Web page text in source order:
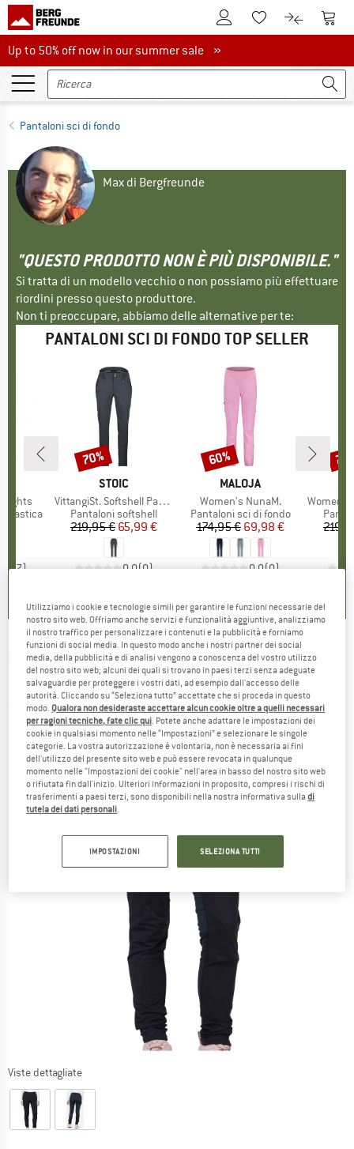
Al conto clienteAlla lista
Al Al
Up to 50% off now in our summer sale
Up to 50% off now in our summer sale »
Pantaloni sci di fondo
Max di Bergfreunde
"QUESTO PRODOTTO NON È PIÙ DISPONIBILE."
Si tratta di un modello vecchio o non possiamo più effettuare
riordini presso questo produttore.
Non ti preoccupare, abbiamo delle alternative per te:
PANTALONI SCI DI FONDO TOP SELLER
Tights
(7)
MARCHIO
STOIC
Articolo
VittangiSt. Softshell Pants
Gruppo di prodotti
Pantaloni softshell
Prezzo
219,95 €Prezzo ridotto
65,99 €
0,0(0)
Sconto
70%
MARCHIO
MALOJA
Articolo
Women's NunaM.
Gruppo di prodotti
Pantaloni sci di fondo
Prezzo
174,95 €Prezzo ridotto
69,98 €
0,0(0)
Sconto
60%
Articolo
Women's
ROSSIGNOL -Women's Poursuite Pant -
Pantaloni sci di fondo
(0)
Viste dettagliate
Utilizziamo i cookie e tecnologie simili per garantire le funzioni necessarie del
nostro sito web. Offriamo anche servizi e funzionalità aggiuntive, analizziamo
il nostro traffico per personalizzare i contenuti e la pubblicità e forniamo
funzioni di social media. In questo modo anche i nostri partner dei social
media, della pubblicità e di analisi vengono a conoscenza del vostro utilizzo
del nostro sito web; alcuni dei quali si trovano in paesi terzi senza adeguate
salvaguardie per proteggere i vostri dati, ad esempio dall'accesso delle
autorità. Cliccando su “Seleziona tutto” accettate che si proceda in questo
modo. Qualora non desideraste accettare alcun cookie oltre a quelli necessari
per ragioni tecniche, fate clic qui . Potete anche adattare le impostazioni dei
cookie in qualsiasi momento nelle “Impostazioni” e selezionare le singole
categorie. La vostra autorizzazione è volontaria, non è necessaria ai fini
dell'utilizzo del presente sito web e può essere revocata in qualunque
momento nelle "Impostazioni dei cookie" nell'area in basso del nostro sito web
o rifiutata fin dall'inizio. Ulteriori informazioni in proposito, compresi i rischi di
trasferimenti a paesi terzi, sono disponibili nella nostra informativa sulladi
tutela dei dati personali
IMPOSTAZIONI SELEZIONA TUTTI